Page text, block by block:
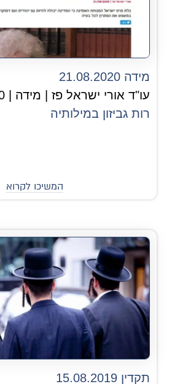
מידה 21.08.2020
עו"ד אורי ישראל פז | מידה | 21/08/2020
רות גביזון במילותיה
המשיכו לקרוא
תקדין 15.08.2019